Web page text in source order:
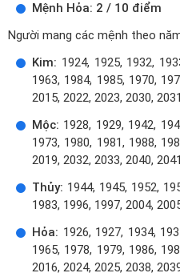
Mệnh Hỏa: 2 / 10 điểm
Người mang các mệnh theo
Kim: 1924, 1925, 1932,
1963, 1984, 1985, 1970,
2015, 2022, 2023, 2030,
Mộc: 1928, 1929, 1942,
1973, 1980, 1981, 1988,
2019, 2032, 2033, 2040,
Thủy: 1944, 1945, 1952,
1983, 1996, 1997, 2004,
Hỏa: 1926, 1927, 1934,
1965, 1978, 1979, 1986,
2016, 2024, 2025, 2038,